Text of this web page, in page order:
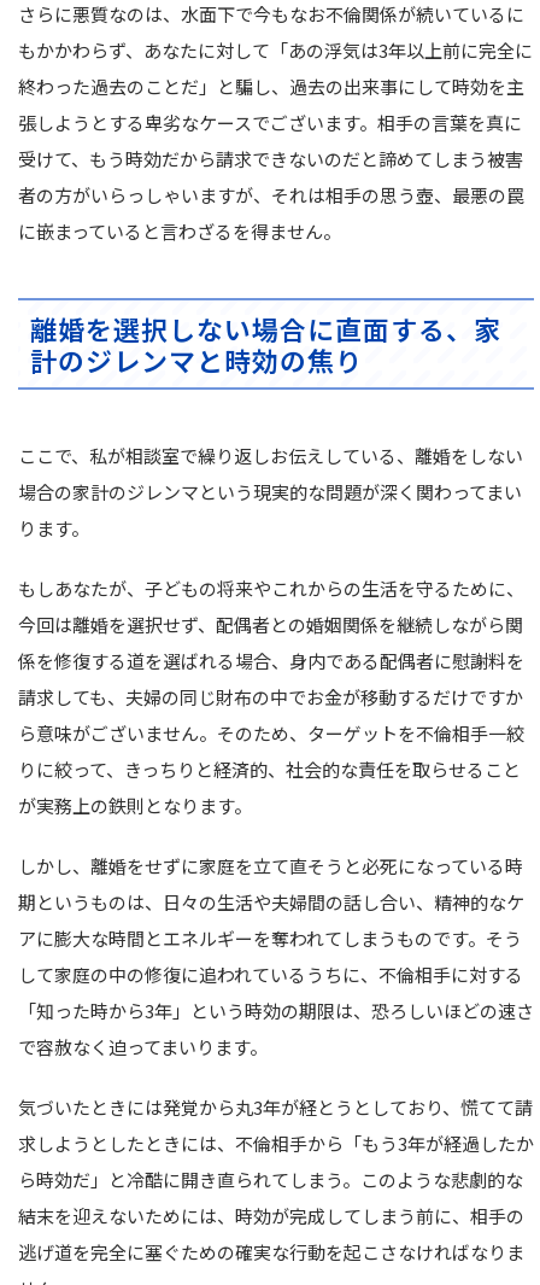
さらに悪質なのは、水面下で今もなお不倫関係が続いているに
もかかわらず、あなたに対して「あの浮気は3年以上前に完全に
終わった過去のことだ」と騙し、過去の出来事にして時効を主
張しようとする卑劣なケースでございます。相手の言葉を真に
受けて、もう時効だから請求できないのだと諦めてしまう被害
者の方がいらっしゃいますが、それは相手の思う壺、最悪の罠
に嵌まっていると言わざるを得ません。
離婚を選択しない場合に直面する、家
計のジレンマと時効の焦り
ここで、私が相談室で繰り返しお伝えしている、離婚をしない
場合の家計のジレンマという現実的な問題が深く関わってまい
ります。
もしあなたが、子どもの将来やこれからの生活を守るために、
今回は離婚を選択せず、配偶者との婚姻関係を継続しながら関
係を修復する道を選ばれる場合、身内である配偶者に慰謝料を
請求しても、夫婦の同じ財布の中でお金が移動するだけですか
ら意味がございません。そのため、ターゲットを不倫相手一絞
りに絞って、きっちりと経済的、社会的な責任を取らせること
が実務上の鉄則となります。
しかし、離婚をせずに家庭を立て直そうと必死になっている時
期というものは、日々の生活や夫婦間の話し合い、精神的なケ
アに膨大な時間とエネルギーを奪われてしまうものです。そう
して家庭の中の修復に追われているうちに、不倫相手に対する
「知った時から3年」という時効の期限は、恐ろしいほどの速さ
で容赦なく迫ってまいります。
気づいたときには発覚から丸3年が経とうとしており、慌てて請
求しようとしたときには、不倫相手から「もう3年が経過したか
ら時効だ」と冷酷に開き直られてしまう。このような悲劇的な
結末を迎えないためには、時効が完成してしまう前に、相手の
逃げ道を完全に塞ぐための確実な行動を起こさなければなりま